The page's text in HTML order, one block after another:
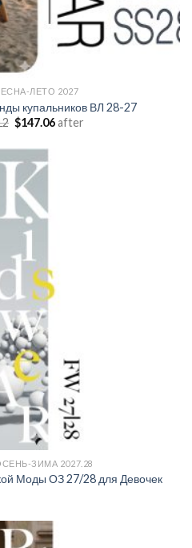
ЛЕТО 2027
купальников ВЛ 28-27
Первоначальная
цена
$147.06Текущая
after
ЗИМА 2027.28
Моды ОЗ 27/28 для Девочек